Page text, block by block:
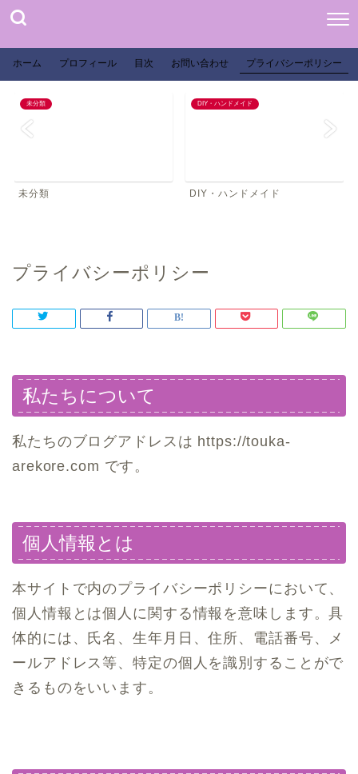
ホーム プロフィール 目次 お問い合わせ プライバシーポリシー
未分類
未分類
DIY・ハンドメイド
DIY・ハンドメイド
プライバシーポリシー
私たちについて
私たちのブログアドレスは https://touka-
arekore.com です。
個人情報とは
本サイトで内のプライバシーポリシーにおいて、
個人情報とは個人に関する情報を意味します。具
体的には、氏名、生年月日、住所、電話番号、メ
ールアドレス等、特定の個人を識別することがで
きるものをいいます。